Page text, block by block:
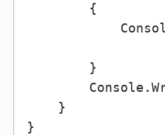
        {
        }
    }
}